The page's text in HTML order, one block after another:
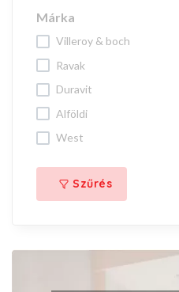
Márka
villeroy & boch
ravak
duravit
alföldi
west
Szűrés